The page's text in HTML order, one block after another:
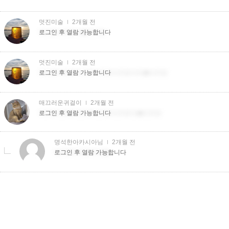
멋진미술
2개월 전
더치트더치트더�더치트
로그인 후 열람 가능합니다
멋진미술
2개월 전
더치트더치트더치트더치트더치트더치�더치트
로그인 후 열람 가능합니다
매끄러운귀걸이
2개월 전
더치트더치트더치트더치트더치트더�더치트
로그인 후 열람 가능합니다
명석한아카시아님
2개월 전
더치트더치트더치�
로그인 후 열람 가능합니다